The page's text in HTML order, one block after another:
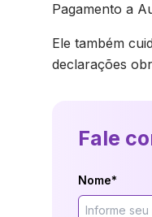
Pagamento a
Ele também
declarações
Fale
Nome*